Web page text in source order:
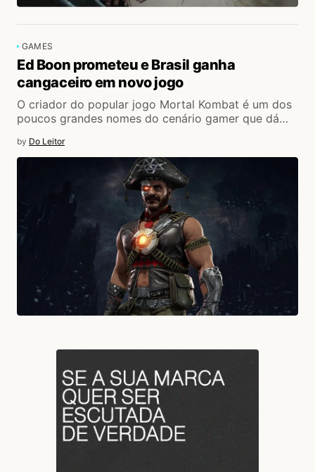
GAMES
Ed Boon prometeu e Brasil ganha
cangaceiro em novo jogo
O criador do popular jogo Mortal Kombat é um dos
poucos grandes nomes do cenário gamer que dá…
by Do Leitor